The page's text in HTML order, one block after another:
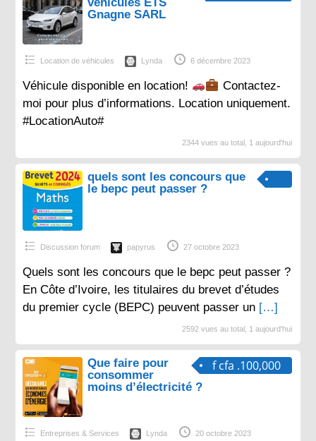
Gnagne SARL
Location de véhicules Lynda 6 décembre 2023
Véhicule disponible en location!
Contactez-
moi pour plus d’informations. Location uniquement.
#LocationAuto#
2344 vues au total, 1 aujourd'hui
quels sont les concours que
le bepc peut passer ?
Discussion forum papyrus 27 octobre 2023
Quels sont les concours que le bepc peut passer ?
En Côte d’Ivoire, les titulaires du brevet d’études
du premier cycle (BEPC) peuvent passer un […]
2592 vues au total, 1 aujourd'hui
f cfa .100,000
Que faire pour
consommer
moins d’électricité ?
Entreprises & Services Lynda 20 octobre 2023